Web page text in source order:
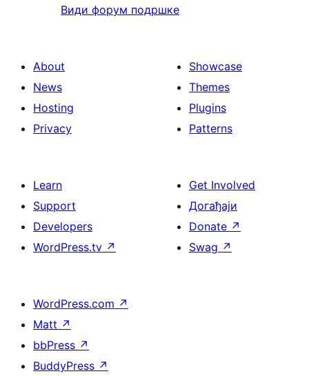
Види форум подршке
About
News
Hosting
Privacy
Showcase
Themes
Plugins
Patterns
Learn
Support
Developers
WordPress.tv ↗
Get Involved
Догађаји
Donate ↗
Swag ↗
WordPress.com ↗
Matt ↗
bbPress ↗
BuddyPress ↗